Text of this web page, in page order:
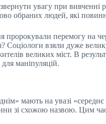
увагу при вивченні
обраних людей, які
пророкували перемогу на
Соціологи взяли дуже
великих міст. В
маніпуляцій.
мають на увазі
зі схожою назвою. Цим